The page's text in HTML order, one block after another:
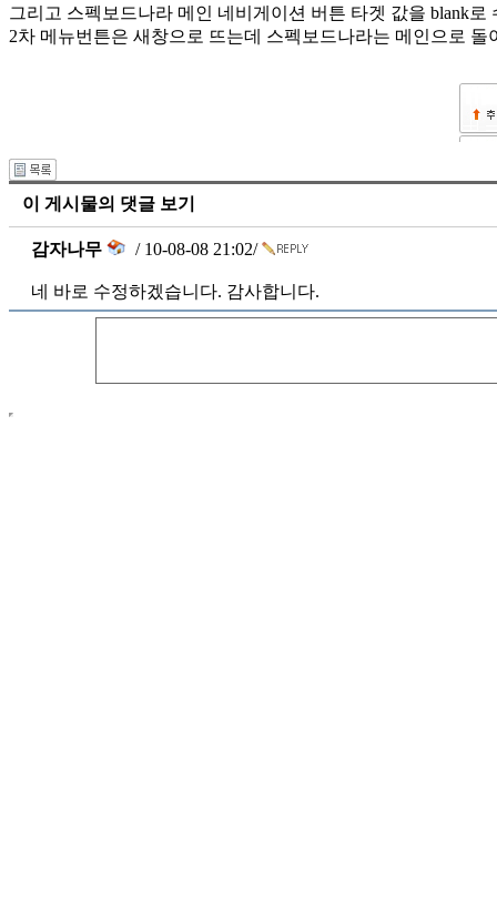
그리고 스펙보드나라 메인 네비게이션 버튼 타겟 값을 blank로
2차 메뉴번튼은 새창으로 뜨는데 스펙보드나라는 메인으로 돌
이 게시물의 댓글 보기
감자나무 / 10-08-08 21:02/
네 바로 수정하겠습니다. 감사합니다.